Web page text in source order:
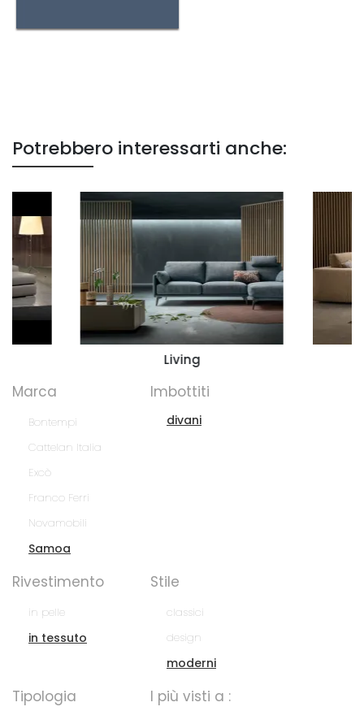
Potrebbero interessarti anche:
Living
Marca
Bontempi
Cattelan Italia
Excò
Franco Ferri
Novamobili
Samoa
Imbottiti
divani
Rivestimento
in pelle
in tessuto
Stile
classici
design
moderni
Tipologia I più visti a :